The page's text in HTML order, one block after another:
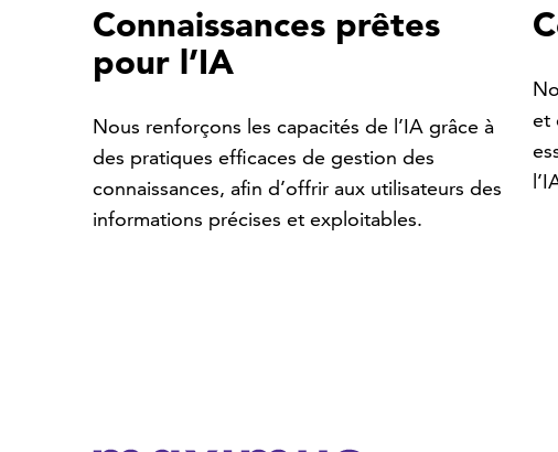
Connaissances prêtes
pour l’IA
Nous renforçons les capacités de l’IA grâce à
des pratiques efficaces de gestion des
connaissances, afin d’offrir aux utilisateurs des
informations précises et exploitables.
et